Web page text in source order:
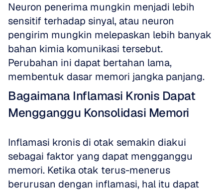
Neuron penerima mungkin menjadi lebih
sensitif terhadap sinyal, atau neuron
pengirim mungkin melepaskan lebih banyak
bahan kimia komunikasi tersebut.
Perubahan ini dapat bertahan lama,
membentuk dasar memori jangka panjang.
Bagaimana Inflamasi Kronis Dapat
Mengganggu Konsolidasi Memori
Inflamasi kronis di otak semakin diakui
sebagai faktor yang dapat mengganggu
memori. Ketika otak terus-menerus
berurusan dengan inflamasi, hal itu dapat